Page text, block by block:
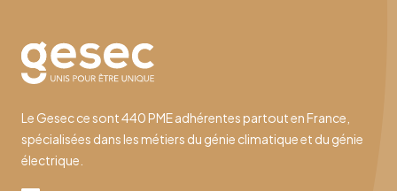
Le Gesec ce sont 440 PME adhérentes partout en France,
spécialisées dans les métiers du génie climatique et du génie
électrique.